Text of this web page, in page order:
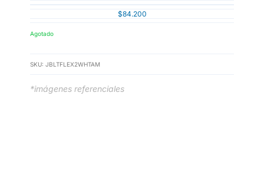
$84.200
Agotado
SKU: JBLTFLEX2WHTAM
*imágenes referenciales